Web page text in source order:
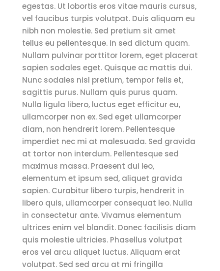
egestas. Ut lobortis eros vitae mauris cursus,
vel faucibus turpis volutpat. Duis aliquam eu
nibh non molestie. Sed pretium sit amet
tellus eu pellentesque. In sed dictum quam.
Nullam pulvinar porttitor lorem, eget placerat
sapien sodales eget. Quisque ac mattis dui.
Nunc sodales nisl pretium, tempor felis et,
sagittis purus. Nullam quis purus quam.
Nulla ligula libero, luctus eget efficitur eu,
ullamcorper non ex. Sed eget ullamcorper
diam, non hendrerit lorem. Pellentesque
imperdiet nec mi at malesuada. Sed gravida
at tortor non interdum. Pellentesque sed
maximus massa. Praesent dui leo,
elementum et ipsum sed, aliquet gravida
sapien. Curabitur libero turpis, hendrerit in
libero quis, ullamcorper consequat leo. Nulla
in consectetur ante. Vivamus elementum
ultrices enim vel blandit. Donec facilisis diam
quis molestie ultricies. Phasellus volutpat
eros vel arcu aliquet luctus. Aliquam erat
volutpat. Sed sed arcu at mi fringilla